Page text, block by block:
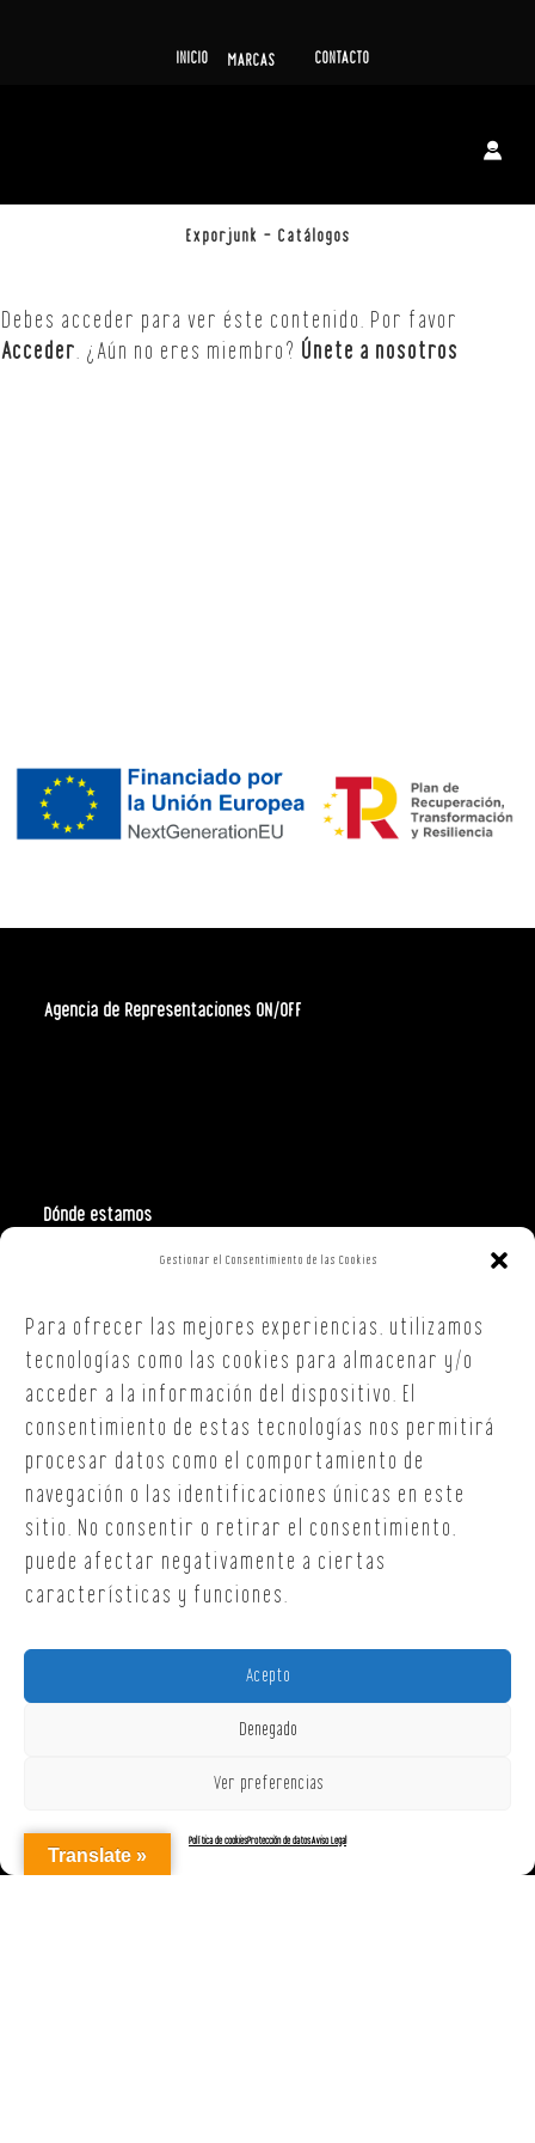
Gestionar el Consentimiento de las Cookies
Para ofrecer las mejores experiencias, utilizamos
tecnologías como las cookies para almacenar y/o
acceder a la información del dispositivo. El
consentimiento de estas tecnologías nos permitirá
procesar datos como el comportamiento de
navegación o las identificaciones únicas en este
sitio. No consentir o retirar el consentimiento,
puede afectar negativamente a ciertas
características y funciones.
Acepto
Denegado
Ver preferencias
Política de cookiesProtección de datosAviso Legal
INICIO MARCAS CONTACTO
Exporjunk – Catálogos
Debes acceder para ver éste contenido. Por favor
Acceder. ¿Aún no eres miembro? Únete a nosotros
Agencia de Representaciones ON/OFF
Dónde estamos
Polign. Ind. Costa Vella
15707, Santiago de Compostela
A Coruña
T. +34 654 30 90 36
Translate »